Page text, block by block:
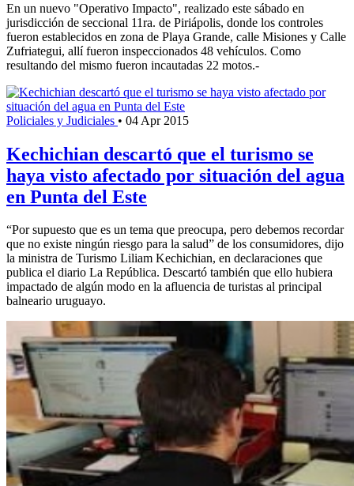
En un nuevo "Operativo Impacto", realizado este sábado en
jurisdicción de seccional 11ra. de Piriápolis, donde los controles
fueron establecidos en zona de Playa Grande, calle Misiones y Calle
Zufriategui, allí fueron inspeccionados 48 vehículos. Como
resultando del mismo fueron incautadas 22 motos.-
Policiales y Judiciales • 04 Apr 2015
Kechichian descartó que el turismo se
haya visto afectado por situación del agua
en Punta del Este
“Por supuesto que es un tema que preocupa, pero debemos recordar
que no existe ningún riesgo para la salud” de los consumidores, dijo
la ministra de Turismo Liliam Kechichian, en declaraciones que
publica el diario La República. Descartó también que ello hubiera
impactado de algún modo en la afluencia de turistas al principal
balneario uruguayo.